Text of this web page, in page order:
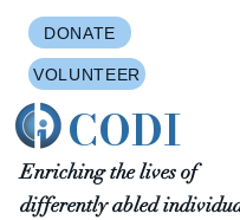
Enriching the lives of
differently abled
CODI
DONATE
VOLUNTEER